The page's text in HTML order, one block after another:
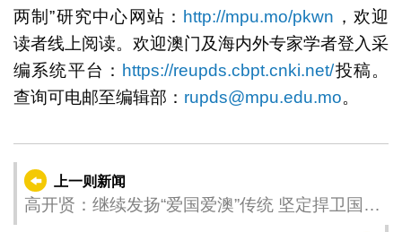
两制”研究中心网站： http://mpu.mo/pkwn ，欢迎
读者线上阅读。欢迎澳门及海内外专家学者登入采
编系统平台： https://reupds.cbpt.cnki.net/投稿。
查询可电邮至编辑部： rupds@mpu.edu.mo。
上一则新闻
高开贤：继续发扬“爱国爱澳”传统 坚定捍卫国家